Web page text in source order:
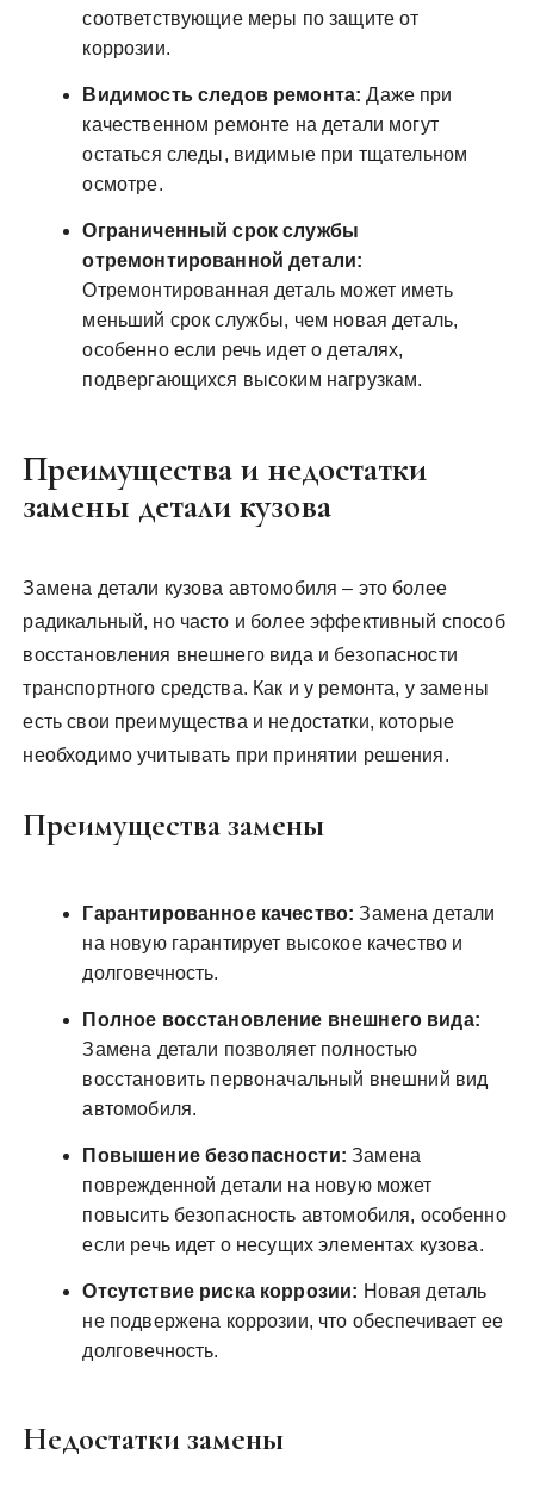
соответствующие меры по защите от
коррозии.
Видимость следов ремонта: Даже при
качественном ремонте на детали могут
остаться следы, видимые при тщательном
осмотре.
Ограниченный срок службы
отремонтированной детали:
Отремонтированная деталь может иметь
меньший срок службы, чем новая деталь,
особенно если речь идет о деталях,
подвергающихся высоким нагрузкам.
Преимущества и недостатки
замены детали кузова
Замена детали кузова автомобиля – это более
радикальный, но часто и более эффективный способ
восстановления внешнего вида и безопасности
транспортного средства. Как и у ремонта, у замены
есть свои преимущества и недостатки, которые
необходимо учитывать при принятии решения.
Преимущества замены
Гарантированное качество: Замена детали
на новую гарантирует высокое качество и
долговечность.
Полное восстановление внешнего вида:
Замена детали позволяет полностью
восстановить первоначальный внешний вид
автомобиля.
Повышение безопасности: Замена
поврежденной детали на новую может
повысить безопасность автомобиля, особенно
если речь идет о несущих элементах кузова.
Отсутствие риска коррозии: Новая деталь
не подвержена коррозии, что обеспечивает ее
долговечность.
Недостатки замены